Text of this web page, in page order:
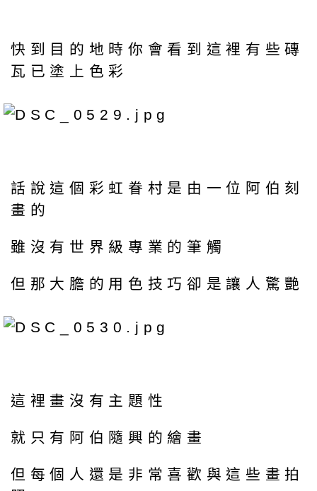
快到目的地時你會看到這裡有些磚
瓦已塗上色彩
話說這個彩虹眷村是由一位阿伯刻
畫的
雖沒有世界級專業的筆觸
但那大膽的用色技巧卻是讓人驚艷
這裡畫沒有主題性
就只有阿伯隨興的繪畫
但每個人還是非常喜歡與這些畫拍